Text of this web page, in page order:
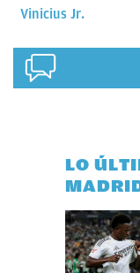
Vinicius Jr.
LO